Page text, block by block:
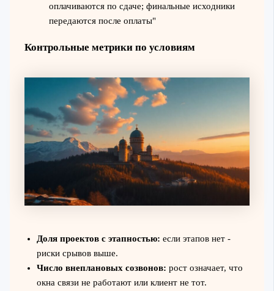
оплачиваются по сдаче; финальные исходники
передаются после оплаты"
Контрольные метрики по условиям
Доля проектов с этапностью: если этапов нет -
риски срывов выше.
Число внеплановых созвонов: рост означает, что
окна связи не работают или клиент не тот.